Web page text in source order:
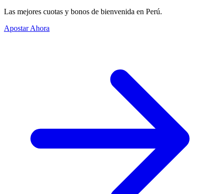
Las mejores cuotas y bonos de bienvenida en Perú.
Apostar Ahora